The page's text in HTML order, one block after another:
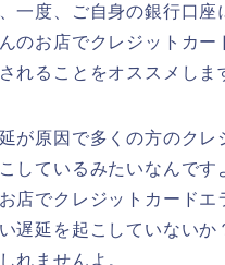
一度、ご自身の銀行口座
のお店でクレジットカー
れることをオススメしま
が原因で多くの方のクレ
しているみたいなんです
店でクレジットカードエ
遅延を起こしていないか
れませんよ。